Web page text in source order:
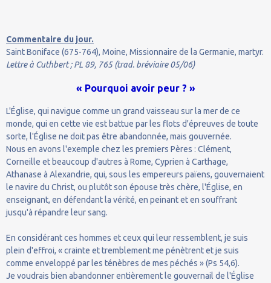
Commentaire du jour.
Saint Boniface (675-764), Moine, Missionnaire de la Germanie, martyr.
Lettre à Cuthbert ; PL 89, 765 (trad. bréviaire 05/06)
« Pourquoi avoir peur ? »
L'Église, qui navigue comme un grand vaisseau sur la mer de ce
monde, qui en cette vie est battue par les flots d'épreuves de toute
sorte, l'Église ne doit pas être abandonnée, mais gouvernée.
Nous en avons l'exemple chez les premiers Pères : Clément,
Corneille et beaucoup d'autres à Rome, Cyprien à Carthage,
Athanase à Alexandrie, qui, sous les empereurs païens, gouvernaient
le navire du Christ, ou plutôt son épouse très chère, l'Église, en
enseignant, en défendant la vérité, en peinant et en souffrant
jusqu'à répandre leur sang.
En considérant ces hommes et ceux qui leur ressemblent, je suis
plein d'effroi, « crainte et tremblement me pénètrent et je suis
comme enveloppé par les ténèbres de mes péchés » (Ps 54,6).
Je voudrais bien abandonner entièrement le gouvernail de l'Église